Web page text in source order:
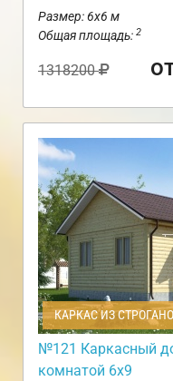
Размер: 6х6 м
Общая площадь: 2
1318200
КАРКАС ИЗ
№121 Каркасный
комнатой 6х9